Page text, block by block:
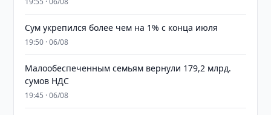
Сум укрепился более чем на 1% с конца июля
19:50 · 06/08
Малообеспеченным семьям вернули 179,2 млрд.
сумов НДС
19:45 · 06/08